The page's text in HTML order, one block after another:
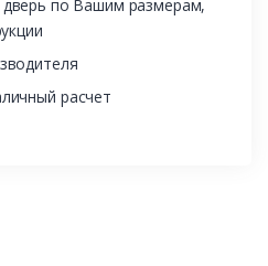
по Вашим размерам,
расчет